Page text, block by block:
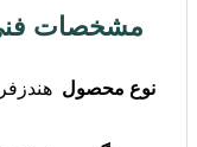
مشخصات
نوع محصول